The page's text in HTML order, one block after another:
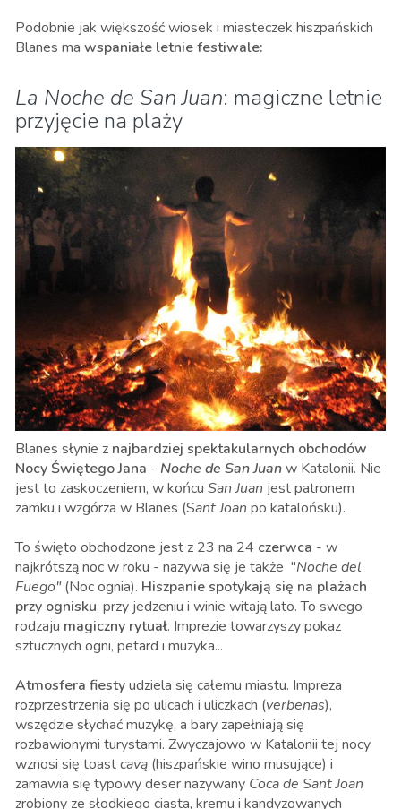
Podobnie jak większość wiosek i miasteczek hiszpańskich
Blanes ma wspaniałe letnie festiwale:
La Noche de San Juan: magiczne letnie
przyjęcie na plaży
Blanes słynie z najbardziej spektakularnych obchodów
Nocy Świętego Jana - Noche de San Juanw Katalonii. Nie
jest to zaskoczeniem, w końcu San Juan jest patronem
zamku i wzgórza w Blanes (Sant Joan po katalońsku).
To święto obchodzone jest z 23 na 24 czerwca - w
najkrótszą noc w roku - nazywa się je także "Noche del
Fuego"(Noc ognia). Hiszpanie spotykają się na plażach
przy ognisku, przy jedzeniu i winie witają lato. To swego
rodzaju magiczny rytuał. Imprezie towarzyszy pokaz
sztucznych ogni, petard i muzyka...
Atmosfera fiestyudziela się całemu miastu. Impreza
rozprzestrzenia się po ulicach i uliczkach (verbenas),
wszędzie słychać muzykę, a bary zapełniają się
rozbawionymi turystami. Zwyczajowo w Katalonii tej nocy
wznosi się toastcavą (hiszpańskie wino musujące) i
zamawia się typowy deser nazywany Coca de Sant Joan
zrobiony ze słodkiego ciasta, kremu i kandyzowanych